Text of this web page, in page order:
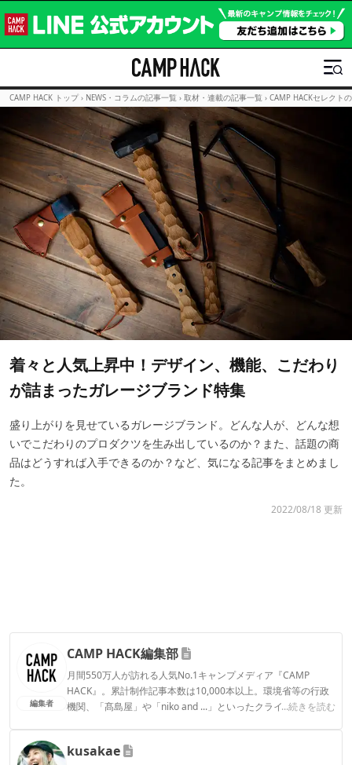
CAMP HACK トップ › NEWS・コラムの記事一覧 › 取材・連載の記事一覧 › CAMP HACKセレクト
着々と人気上昇中！デザイン、機能、こだわり
が詰まったガレージブランド特集
盛り上がりを見せているガレージブランド。どんな人が、どんな想
いでこだわりのプロダクツを生み出しているのか？また、話題の商
品はどうすれば入手できるのか？など、気になる記事をまとめまし
た。
2022/08/18 更新
編集者
CAMP HACK編集部
月間550万人が訪れる人気No.1キャンプメディア『CAMP
HACK』。累計制作記事本数は10,000本以上。環境省等の行政
機関、「髙島屋」や「niko and ...」といったクライアントとの
...続きを読む
CAMP HACK編集部のプロフィール
kusakae